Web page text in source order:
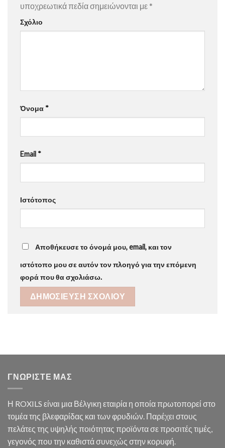
υποχρεωτικά πεδία σημειώνονται με *
Σχόλιο
Όνομα *
Email *
Ιστότοπος
Αποθήκευσε το όνομά μου, email, και τον
ιστότοπο μου σε αυτόν τον πλοηγό για την επόμενη
φορά που θα σχολιάσω.
ΓΝΩΡΙΣΤΕ ΜΑΣ
Η ROXILS είναι μια Βέλγικη εταιρία η οποία πρωτοπορεί στο
τομέα της βλεφαρίδας και των φρυδιών. Παρέχει στους
πελάτες της υψηλής ποιότητας προϊόντα σε προσιτές τιμές,
γεγονός που την καθιστά συνεχώς στην κορυφή.